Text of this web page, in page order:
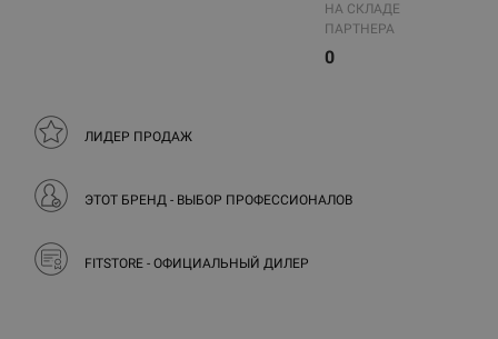
НА СКЛАДЕ
ПАРТНЕРА
0
ЛИДЕР ПРОДАЖ
ЭТОТ БРЕНД - ВЫБОР ПРОФЕССИОНАЛОВ
FITSTORE - ОФИЦИАЛЬНЫЙ ДИЛЕР